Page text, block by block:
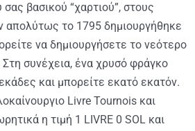
βασικού “χαρτιού”, στους
απολύτως το 1795 δημιουργήθηκε
να δημιουργήσετε το νεότερο
συνέχεια, ένα χρυσό φράγκο
και μπορείτε εκατό εκατόν.
Livre Tournois και
η τιμή 1 LIVRE 0 SOL και